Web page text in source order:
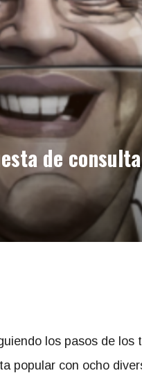
de
los pasos de los
popular con ocho